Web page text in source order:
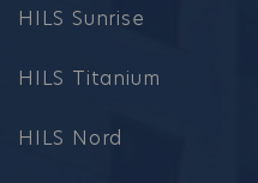
HILS Sunrise
HILS Titanium
HILS Nord